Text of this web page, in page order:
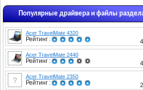
Популярные драйвера и файлы
Acer TravelMate 4320
Рейтинг : 4
Acer TravelMate 2440
Рейтинг : 4
Acer TravelMate 2350
Рейтинг : 2